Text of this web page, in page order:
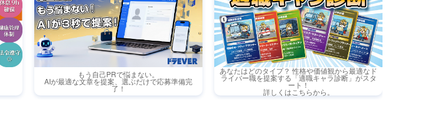
もう自己PRで悩まない。
AIが最適な文章を提案、選ぶだけで応募準備完
了！
あなたはどのタイプ？ 性格や価値観から最適なド
ライバー職を提案する「適職キャラ診断」がスタ
ート！
詳しくはこちらから。